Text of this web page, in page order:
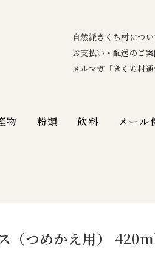
物 粉類 飲料 メール
自然派きくち村につ
お支払い・配送のご案
メルマガ「きくち村通
（つめかえ用）